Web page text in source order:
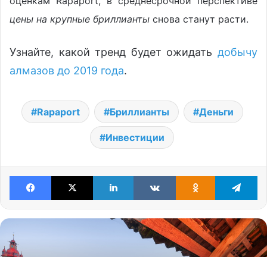
цены на крупные бриллианты снова станут расти.
Узнайте, какой тренд будет ожидать добычу
алмазов до 2019 года.
Rapaport Бриллианты Деньги
Инвестиции
Facebook X LinkedIn VKontakteOdnoklassniki